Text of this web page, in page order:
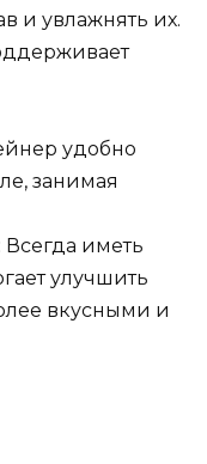
и увлажнять их.
удобно
занимая
иметь
улучшить
вкусными и